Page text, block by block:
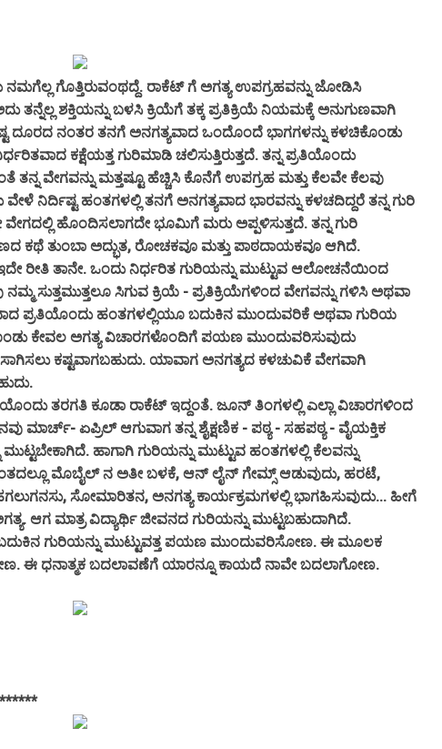
ಗೊತ್ತಿರುವಂಥದ್ದೆ. ರಾಕೆಟ್ ಗೆ ಅಗತ್ಯ ಉಪಗ್ರಹವನ್ನು ಜೋಡಿಸಿ
ತನ್ನೆಲ್ಲ ಶಕ್ತಿಯನ್ನು ಬಳಸಿ ಕ್ರಿಯೆಗೆ ತಕ್ಕ ಪ್ರತಿಕ್ರಿಯೆ ನಿಯಮಕ್ಕೆ ಅನುಗುಣವಾಗಿ
ದೂರದ ನಂತರ ತನಗೆ ಅನಗತ್ಯವಾದ ಒಂದೊಂದೆ ಭಾಗಗಳನ್ನು ಕಳಚಿಕೊಂಡು
ಕಕ್ಷೆಯತ್ತ ಗುರಿಮಾಡಿ ಚಲಿಸುತ್ತಿರುತ್ತದೆ. ತನ್ನ ಪ್ರತಿಯೊಂದು
ತನ್ನ ವೇಗವನ್ನು ಮತ್ತಷ್ಟೂ ಹೆಚ್ಚಿಸಿ ಕೊನೆಗೆ ಉಪಗ್ರಹ ಮತ್ತು ಕೆಲವೇ ಕೆಲವು
ವೇಳೆ ನಿರ್ದಿಷ್ಟ ಹಂತಗಳಲ್ಲಿ ತನಗೆ ಅನಗತ್ಯವಾದ ಭಾರವನ್ನು ಕಳಚದಿದ್ದರೆ ತನ್ನ ಗುರಿ
ವೇಗದಲ್ಲಿ ಹೊಂದಿಸಲಾಗದೇ ಭೂಮಿಗೆ ಮರು ಅಪ್ಪಳಿಸುತ್ತದೆ. ತನ್ನ ಗುರಿ
ಕಥೆ ತುಂಬಾ ಅದ್ಭುತ, ರೋಚಕವೂ ಮತ್ತು ಪಾಠದಾಯಕವೂ ಆಗಿದೆ.
ರೀತಿ ತಾನೇ. ಒಂದು ನಿರ್ಧರಿತ ಗುರಿಯನ್ನು ಮುಟ್ಟುವ ಆಲೋಚನೆಯಿಂದ
ಸುತ್ತಮುತ್ತಲೂ ಸಿಗುವ ಕ್ರಿಯೆ - ಪ್ರತಿಕ್ರಿಯೆಗಳಿಂದ ವೇಗವನ್ನು ಗಳಿಸಿ ಅಥವಾ
ಪ್ರತಿಯೊಂದು ಹಂತಗಳಲ್ಲಿಯೂ ಬದುಕಿನ ಮುಂದುವರಿಕೆ ಅಥವಾ ಗುರಿಯ
ಕೇವಲ ಅಗತ್ಯ ವಿಚಾರಗಳೊಂದಿಗೆ ಪಯಣ ಮುಂದುವರಿಸುವುದು
ಕಷ್ಟವಾಗಬಹುದು. ಯಾವಾಗ ಅನಗತ್ಯದ ಕಳಚುವಿಕೆ ವೇಗವಾಗಿ
ತರಗತಿ ಕೂಡಾ ರಾಕೆಟ್ ಇದ್ದಂತೆ. ಜೂನ್ ತಿಂಗಳಲ್ಲಿ ಎಲ್ಲಾ ವಿಚಾರಗಳಿಂದ
ಮಾರ್ಚ್- ಏಪ್ರಿಲ್ ಆಗುವಾಗ ತನ್ನ ಶೈಕ್ಷಣಿಕ - ಪಠ್ಯ - ಸಹಪಠ್ಯ - ವೈಯಕ್ತಿಕ
ಹಾಗಾಗಿ ಗುರಿಯನ್ನು ಮುಟ್ಟುವ ಹಂತಗಳಲ್ಲಿ ಕೆಲವನ್ನು
ಮೊಬೈಲ್ ನ ಅತೀ ಬಳಕೆ, ಆನ್ ಲೈನ್ ಗೇಮ್ಸ್ ಆಡುವುದು, ಹರಟೆ,
ಸೋಮಾರಿತನ, ಅನಗತ್ಯ ಕಾರ್ಯಕ್ರಮಗಳಲ್ಲಿ ಭಾಗಹಿಸುವುದು... ಹೀಗೆ
ಆಗ ಮಾತ್ರ ವಿದ್ಯಾರ್ಥಿ ಜೀವನದ ಗುರಿಯನ್ನು ಮುಟ್ಟಬಹುದಾಗಿದೆ.
ಗುರಿಯನ್ನು ಮುಟ್ಟುವತ್ತ ಪಯಣ ಮುಂದುವರಿಸೋಣ. ಈ ಮೂಲಕ
ಈ ಧನಾತ್ಮಕ ಬದಲಾವಣೆಗೆ ಯಾರನ್ನೂ ಕಾಯದೆ ನಾವೇ ಬದಲಾಗೋಣ.